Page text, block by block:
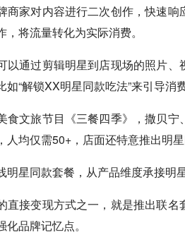
商家对内容进行二次创作，快速
，将流量转化为实际消费。
以通过剪辑明星到店现场的照片
如“解锁XX明星同款吃法”来引导消
食文旅节目《三餐四季》，撒贝
人均仅需50+，店面还特意推出明
明星同款套餐，从产品维度承接明
直接变现方式之一，就是推出联
化品牌记忆点。